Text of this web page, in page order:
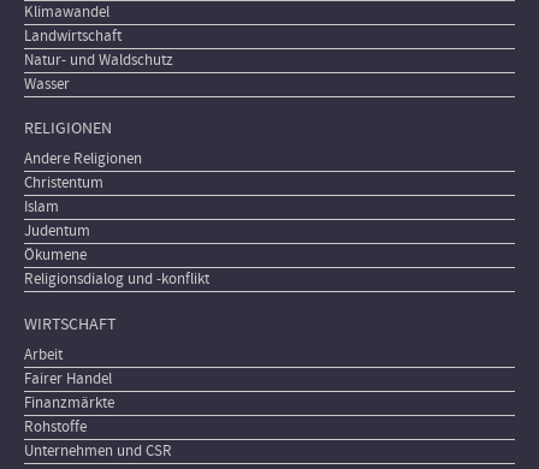
Klimawandel
Landwirtschaft
Natur- und Waldschutz
Wasser
RELIGIONEN
Andere Religionen
Christentum
Islam
Judentum
Ökumene
Religionsdialog und -konflikt
WIRTSCHAFT
Arbeit
Fairer Handel
Finanzmärkte
Rohstoffe
Unternehmen und CSR